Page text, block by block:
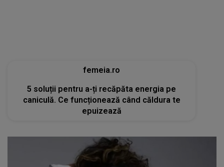
tvmania.libertatea.ro